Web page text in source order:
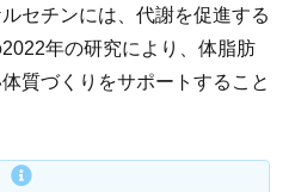
セチンには、代謝を促進する
年の研究により、体脂肪
質づくりをサポートすること